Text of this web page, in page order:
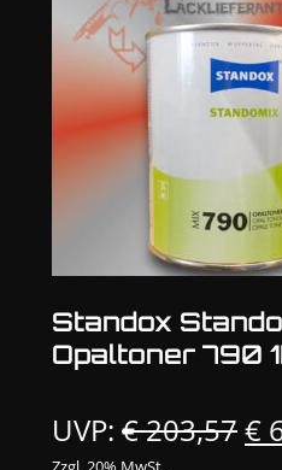
Standox
Opaltoner 790
UVP: €203,57€